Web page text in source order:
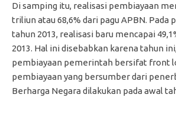
Di samping itu, realisasi pembiayaan
triliun atau 68,6% dari pagu APBN. Pada
tahun 2013, realisasi baru mencapai
2013. Hal ini disebabkan karena tahun
pembiayaan pemerintah bersifat front
pembiayaan yang bersumber dari
Berharga Negara dilakukan pada awal